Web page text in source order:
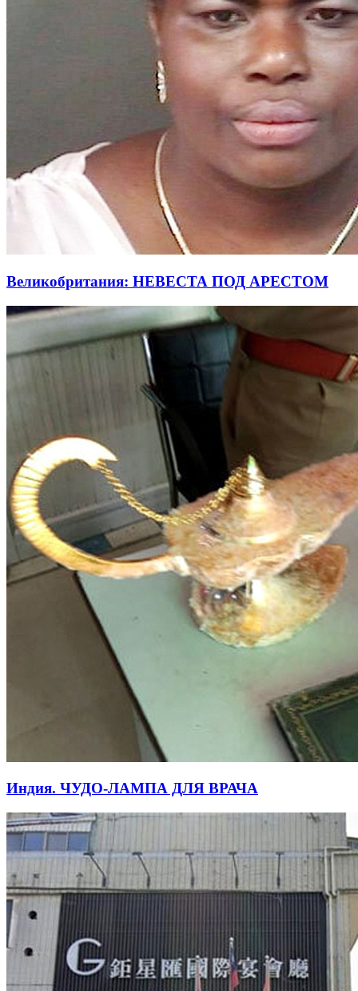
Великобритания: НЕВЕСТА ПОД АРЕСТОМ
Индия. ЧУДО-ЛАМПА ДЛЯ ВРАЧА